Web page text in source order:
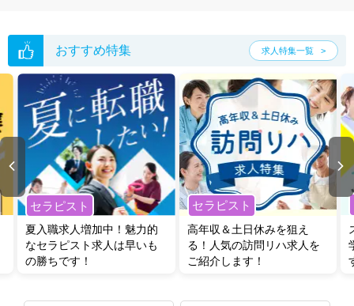
おすすめ特集 求人特集一覧
セラピスト
夏入職求人増加中！魅力的
なセラピスト求人は早いも
の勝ちです！
セラピスト
高年収＆土日休みを狙え
る！人気の訪問リハ求人を
ご紹介します！